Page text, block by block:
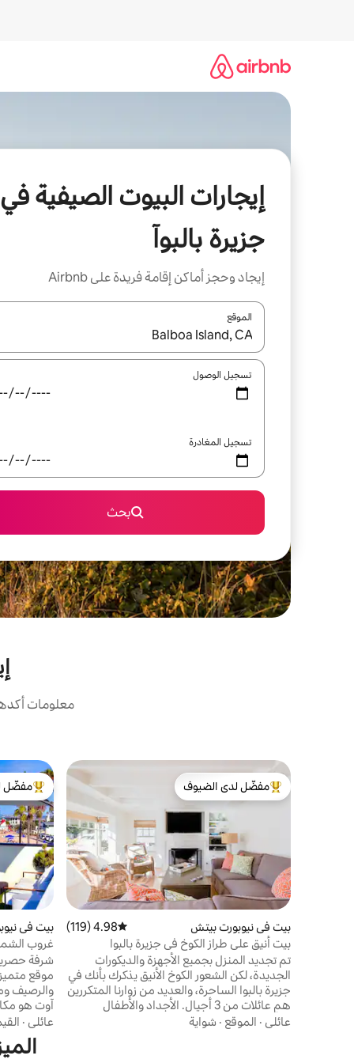
إيجارات البيوت الصيفية في
جزيرة بالبوآ
إيجاد وحجز أماكن إقامة فريدة على Airbnb
الموقع
عند توفر النتائج، انتقل باستخدام السهمين لأعلى
تسجيل الوصول
تسجيل المغادرة
بحث
معلومات
من أبرز البيوت المفضّلة لدى الضيوف
مفضّل لدى الضيوف
بيت في نيوبورت بيتش متوسط التقييم 4.98 من 5، 119 مراجعات
4.98 (119)
بيت أنيق على طراز الكوخ في جزيرة بالبوا
تم تجديد المنزل بجميع الأجهزة والديكورات
الجديدة، لكن الشعور الكوخ الأنيق يذكرك بأنك في
جزيرة بالبوا الساحرة، والعديد من زوارنا المتكررين
هم عائلات من 3 أجيال. الأجداد والأطفال
والأحفاد، الذين يحبون "غرفة التراندل" الخاصة
عائلي · الموقع · شواية
من أبرز
مفضّل
بيت في
غروب
دقيقتان
شرفة
موقع
والرصيف
آوت هو
3 غرف
توفرها
عائلي ·